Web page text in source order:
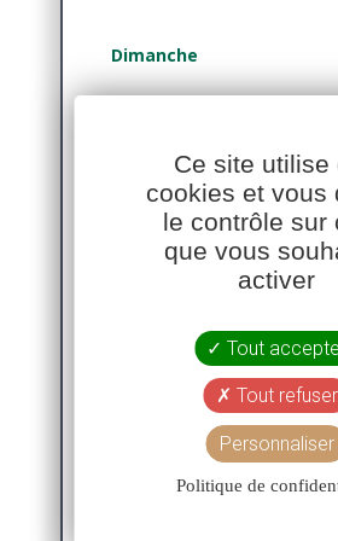
Dimanche
Nos services
Ce site utilise
cookies et vous
le contrôle sur
que vous
activer
Tout
Tout refuser
Personnaliser
Politique de